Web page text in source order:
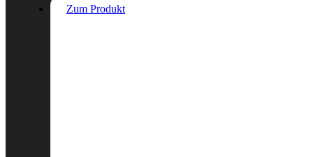
Zum Produkt